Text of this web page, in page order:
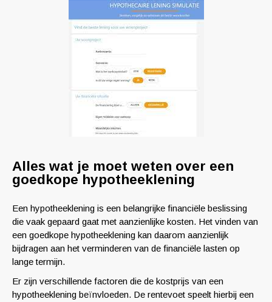
Alles wat je moet weten over een
goedkope hypotheeklening
Een hypotheeklening is een belangrijke financiële beslissing
die vaak gepaard gaat met aanzienlijke kosten. Het vinden van
een goedkope hypotheeklening kan daarom aanzienlijk
bijdragen aan het verminderen van de financiële lasten op
lange termijn.
Er zijn verschillende factoren die de kostprijs van een
hypotheeklening beïnvloeden. De rentevoet speelt hierbij een